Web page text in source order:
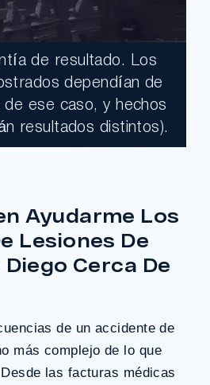
al Condado de Los
Un Caso?
de resultado. Los
dependían de
de ese caso, y hechos
resultados distintos).
Ayudarme Los
Lesiones De
Cerca De
de un accidente de
más complejo de lo que
las facturas médicas